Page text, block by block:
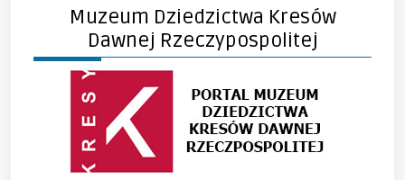
Muzeum Dziedzictwa Kresów
Dawnej Rzeczypospolitej